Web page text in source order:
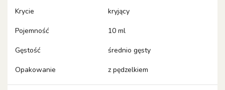
Krycie kryjący
Pojemność 10 ml
Gęstość średnio gęsty
Opakowanie z pędzelkiem